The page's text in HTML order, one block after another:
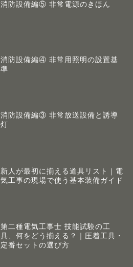
消防設備編⑤ 非常電源のきほん
消防設備編④ 非常用照明の設置基
準
消防設備編③ 非常放送設備と誘導
灯
新人が最初に揃える道具リスト｜電
気工事の現場で使う基本装備ガイド
第二種電気工事士 技能試験の工
具、何をどう揃える？｜圧着工具・
定番セットの選び方